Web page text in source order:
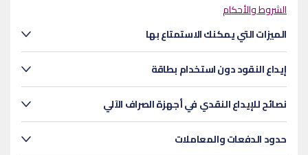
الشروط والأحكام
الميزات التي يمكنك الاستمتاع بها
إيداع النقود دون استخدام بطاقة
نصائح للإيداع النقدي في أجهزة الصراف الآلي
حدود الدفعات والمعاملات